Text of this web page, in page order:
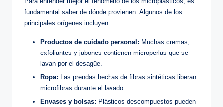
fundamental saber de dónde provienen. Algunos de los
principales orígenes incluyen:
Productos de cuidado personal: Muchas cremas,
exfoliantes y jabones contienen microperlas que se
lavan por el desagüe.
Ropa: Las prendas hechas de fibras sintéticas liberan
microfibras durante el lavado.
Envases y bolsas: Plásticos descompuestos pueden